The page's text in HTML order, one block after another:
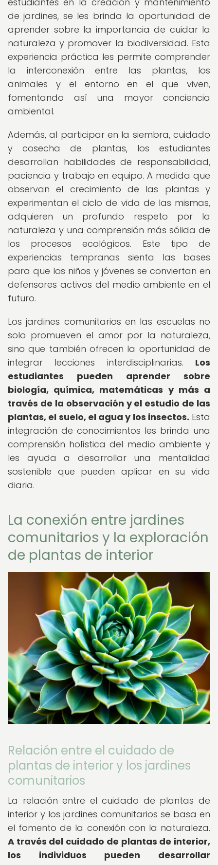
de jardines, se les brinda la oportunidad de
aprender sobre la importancia de cuidar la
naturaleza y promover la biodiversidad. Esta
experiencia práctica les permite comprender
la interconexión entre las plantas, los
animales y el entorno en el que viven,
fomentando así una mayor conciencia
ambiental.
Además, al participar en la siembra, cuidado
y cosecha de plantas, los estudiantes
desarrollan habilidades de responsabilidad,
paciencia y trabajo en equipo. A medida que
observan el crecimiento de las plantas y
experimentan el ciclo de vida de las mismas,
adquieren un profundo respeto por la
naturaleza y una comprensión más sólida de
los procesos ecológicos. Este tipo de
experiencias tempranas sienta las bases
para que los niños y jóvenes se conviertan en
defensores activos del medio ambiente en el
futuro.
Los jardines comunitarios en las escuelas no
solo promueven el amor por la naturaleza,
sino que también ofrecen la oportunidad de
integrar lecciones interdisciplinarias. Los
estudiantes pueden aprender sobre
biología, química, matemáticas y más a
través de la observación y el estudio de las
plantas, el suelo, el agua y los insectos. Esta
integración de conocimientos les brinda una
comprensión holística del medio ambiente y
les ayuda a desarrollar una mentalidad
sostenible que pueden aplicar en su vida
diaria.
La conexión entre jardines
comunitarios y la exploración
de plantas de interior
Relación entre el cuidado de
plantas de interior y los jardines
comunitarios
La relación entre el cuidado de plantas de
interior y los jardines comunitarios se basa en
el fomento de la conexión con la naturaleza.
A través del cuidado de plantas de interior,
los individuos pueden desarrollar